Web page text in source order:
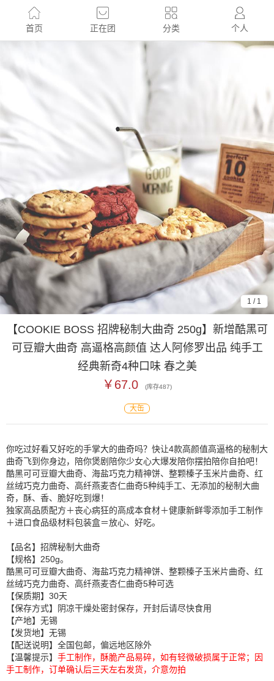
首页 正在团 分类 个人
1 / 1
【COOKIE BOSS 招牌秘制大曲奇 250g】新增酷黑可
可豆瓣大曲奇 高逼格高颜值 达人阿修罗出品 纯手工
经典新奇4种口味 春之美
￥67.0 (库存487)
大缶
你吃过好看又好吃的手掌大的曲奇吗？快让4款高颜值高逼格的秘制大
曲奇飞到你身边，陪你煲剧陪你少女心大爆发陪你摆拍陪你自拍吧！
酷黑可可豆瓣大曲奇、海盐巧克力精神饼、整颗榛子玉米片曲奇、红
丝绒巧克力曲奇、高纤燕麦杏仁曲奇5种纯手工、无添加的秘制大曲
奇，酥、香、脆好吃到爆！
独家高品质配方＋丧心病狂的高成本食材＋健康新鲜零添加手工制作
＋进口食品级材料包装盒＝放心、好吃。
【品名】招牌秘制大曲奇
【规格】250g。
酷黑可可豆瓣大曲奇、海盐巧克力精神饼、整颗榛子玉米片曲奇、红
丝绒巧克力曲奇、高纤燕麦杏仁曲奇5种可选
【保质期】30天
【保存方式】阴凉干燥处密封保存，开封后请尽快食用
【产地】无锡
【发货地】无锡
【配送说明】全国包邮，偏远地区除外
【温馨提示】 手工制作，酥脆产品易碎，如有轻微破损属于正常；
因
手工制作，订单确认后三天左右发货，介意勿拍